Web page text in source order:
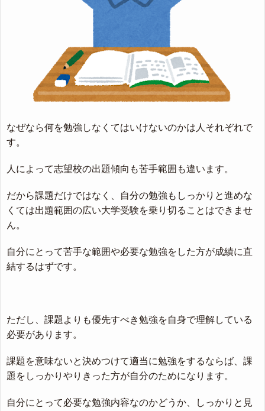
なぜなら何を勉強しなくてはいけないのかは人それぞれで
す。
人によって志望校の出題傾向も苦手範囲も違います。
だから課題だけではなく、自分の勉強もしっかりと進めな
くては出題範囲の広い大学受験を乗り切ることはできませ
ん。
自分にとって苦手な範囲や必要な勉強をした方が成績に直
結するはずです。
ただし、課題よりも優先すべき勉強を自身で理解している
必要があります。
課題を意味ないと決めつけて適当に勉強をするならば、課
題をしっかりやりきった方が自分のためになります。
自分にとって必要な勉強内容なのかどうか、しっかりと見